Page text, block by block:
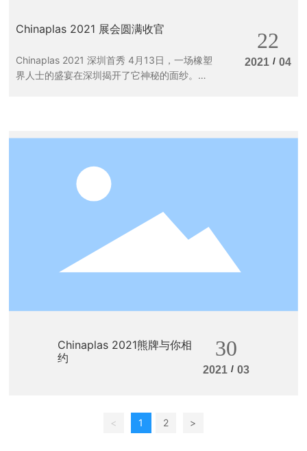
Chinaplas 2021 展会圆满收官
Chinaplas 2021 深圳首秀 4月13日，一场橡塑
界人士的盛宴在深圳揭开了它神秘的面纱。在
15万。熊牌作为3600家展商之一，为现场观
橡塑展已圆满收官！相信熊牌的新老朋友、合
作伙伴都去现场打卡了熊牌展台，与我们的专
大家一起回顾下熊牌的展会风采。 熊牌独具
特色的“化学分子结构”的展位设计，一直以来
都是展会上的一道风景线 作为世界知名的热
稳定剂生产企业，百尔罗赫·熊牌中国的董事总
图为王总现场接受记者采访 熊牌在不断致力
于为客户提供高质量及可持续发展产品的同
时，也积极参加业内协会的各种活动，探索行
境负责-我们为行业的发展提供安全和可持续性
的未来 我们的主要“添加剂”-信任，承诺，创新
22
2021 / 04
Chinaplas 2021熊牌与你相
约
30
2021 / 03
< 1 2 >